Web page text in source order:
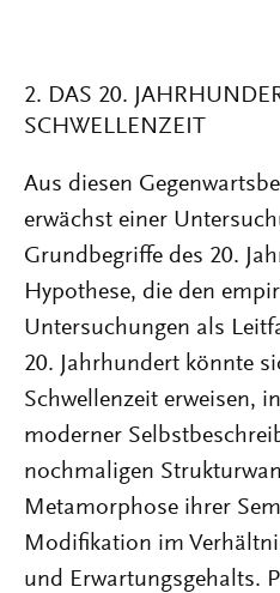
2. DAS 20.
SCHWELLENZEIT
Aus diesen
erwächst einer
Grundbegriffe des 20.
Hypothese, die den
Untersuchungen als
20. Jahrhundert könnte
Schwellenzeit erweisen,
moderner
nochmaligen
Metamorphose ihrer
Modifikation im
und Erwartungsgehalts.